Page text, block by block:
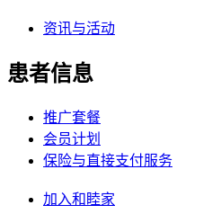
资讯与活动
患者信息
推广套餐
会员计划
保险与直接支付服务
加入和睦家